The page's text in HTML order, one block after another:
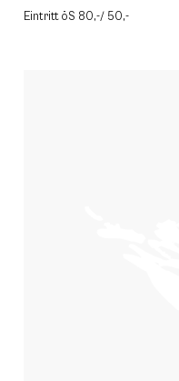
Eintritt öS 80,-/ 50,-